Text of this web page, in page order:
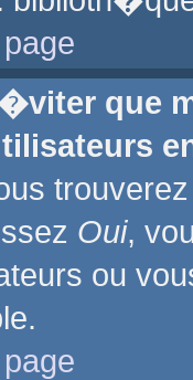
que
Oui,
ou